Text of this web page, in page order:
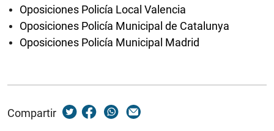
Oposiciones Policía Local Valencia
Oposiciones Policía Municipal de Catalunya
Oposiciones Policía Municipal Madrid
Compartir